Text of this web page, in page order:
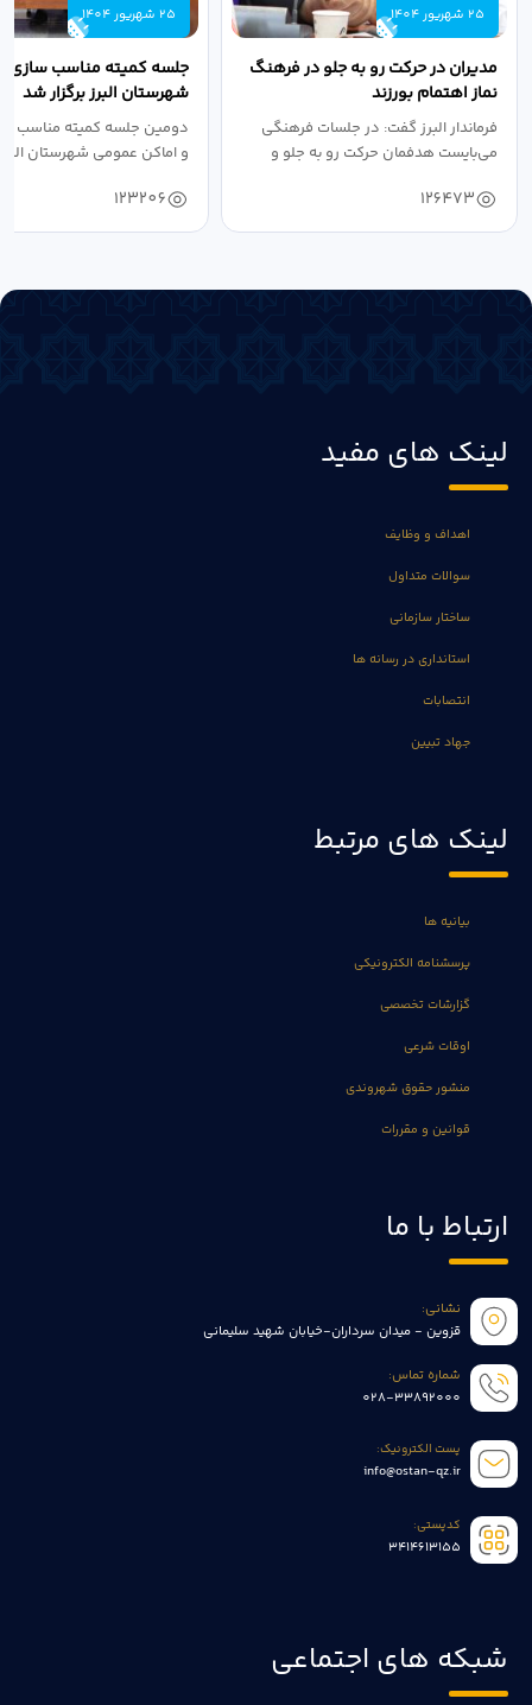
25 شهریور 1404
مدیران در حرکت رو به جلو در فرهنگ
نماز اهتمام بورزند
فرماندار البرز گفت: در جلسات فرهنگی
می‌بایست هدفمان حرکت رو به جلو و
126473
25 شهریور 1404
جلسه کمیته مناسب سازی
شهرستان البرز برگزار شد
دومین جلسه کمیته مناسب
و اماکن عمومی شهرستان
123206
لینک های مفید
اهداف و وظایف
سوالات متداول
ساختار سازمانی
استانداری در رسانه ها
انتصابات
جهاد تبیین
لینک های مرتبط
بیانیه ها
پرسشنامه الکترونیکی
گزارشات تخصصی
اوقات شرعی
منشور حقوق شهروندی
قوانین و مقررات
ارتباط با ما
نشانی:
قزوین - میدان سرداران-خیابان شهید سلیمانی
شماره تماس:
028-33892000
پست الکترونیک:
info@ostan-qz.ir
کدپستی:
3414613155
شبکه های اجتماعی